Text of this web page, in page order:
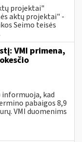
projektai"
aktų projektai" -
Seimo teisės
VMI primena,
informuoja, kad
pabaigos 8,9
VMI duomenims